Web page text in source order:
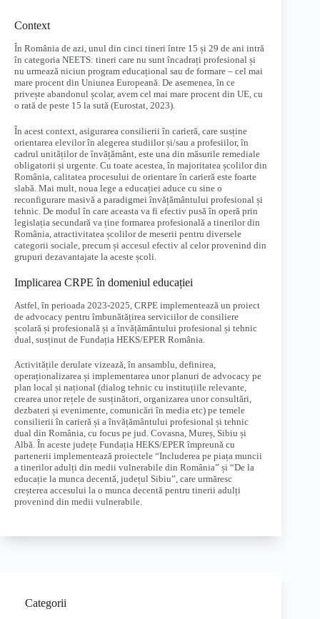
Context
În România de azi, unul din cinci tineri între 15 și 29 de ani intră
în categoria NEETS: tineri care nu sunt încadrați profesional și
nu urmează niciun program educațional sau de formare – cel mai
mare procent din Uniunea Europeană. De asemenea, în ce
privește abandonul școlar, avem cel mai mare procent din UE, cu
o rată de peste 15 la sută (Eurostat, 2023).
În acest context, asigurarea consilierii în carieră, care susține
orientarea elevilor în alegerea studiilor și/sau a profesiilor, în
cadrul unităților de învățământ, este una din măsurile remediale
obligatorii și urgente. Cu toate acestea, în majoritatea școlilor din
România, calitatea procesului de orientare în carieră este foarte
slabă. Mai mult, noua lege a educației aduce cu sine o
reconfigurare masivă a paradigmei învățământului profesional și
tehnic. De modul în care aceasta va fi efectiv pusă în operă prin
legislația secundară va ține formarea profesională a tinerilor din
România, atractivitatea școlilor de meserii pentru diversele
categorii sociale, precum și accesul efectiv al celor provenind din
grupuri dezavantajate la aceste școli.
Implicarea CRPE în domeniul educației
Astfel, în perioada 2023-2025, CRPE implementează un proiect
de advocacy pentru îmbunătățirea serviciilor de consiliere
școlară și profesională și a învățământului profesional și tehnic
dual, susținut de Fundația HEKS/EPER România.
Activitățile derulate vizează, în ansamblu, definirea,
operaționalizarea și implementarea unor planuri de advocacy pe
plan local și național (dialog tehnic cu instituțiile relevante,
crearea unor rețele de susținători, organizarea unor consultări,
dezbateri și evenimente, comunicări în media etc) pe temele
consilierii în carieră și a învățământului profesional și tehnic
dual din România, cu focus pe jud. Covasna, Mureș, Sibiu și
Albă. În aceste județe Fundația HEKS/EPER împreună cu
partenerii implementează proiectele “Includerea pe piața muncii
a tinerilor adulți din medii vulnerabile din România” și “De la
educație la munca decentă, județul Sibiu”, care urmăresc
creșterea accesului la o munca decentă pentru tinerii adulți
provenind din medii vulnerabile.
Categorii